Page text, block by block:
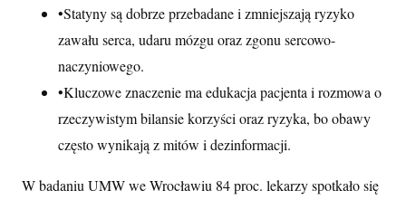
•Statyny są dobrze przebadane i zmniejszają ryzyko
zawału serca, udaru mózgu oraz zgonu sercowo-
naczyniowego.
•Kluczowe znaczenie ma edukacja pacjenta i rozmowa o
rzeczywistym bilansie korzyści oraz ryzyka, bo obawy
często wynikają z mitów i dezinformacji.
W badaniu UMW we Wrocławiu 84 proc. lekarzy spotkało się